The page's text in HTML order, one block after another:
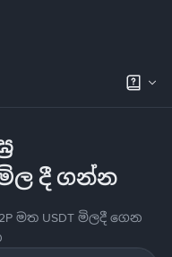
මිල දී ගන්න
මත USDT මිලදී ගෙන